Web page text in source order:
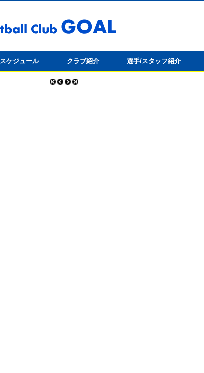
スケジュール クラブ紹介 選手/スタッフ紹介